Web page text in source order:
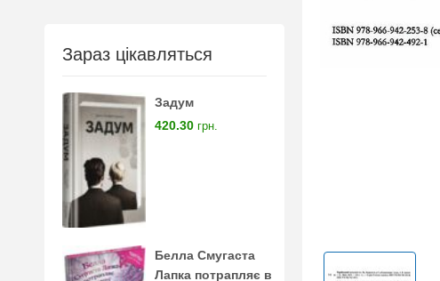
Зараз цікавляться
Задум
420.30 грн.
Белла Смугаста
Лапка потрапляє в